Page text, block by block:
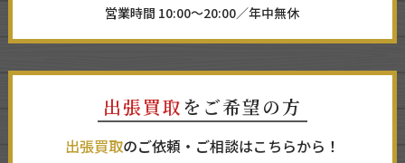
営業時間 10:00～20:00／年中無休
出張買取 をご希望の方
出張買取のご依頼・ご相談はこちらから！